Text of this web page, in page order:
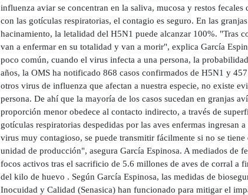
influenza aviar se concentran en la saliva, mucosa y restos
con las gotículas respiratorias, el contagio es seguro. En las
hacinamiento, la letalidad del H5N1 puede alcanzar 100%. "Tras
van a enfermar en su totalidad y van a morir", explica García
poco común, cuando el virus infecta a una persona, la
años, la OMS ha notificado 868 casos confirmados de H5N1 y
otros virus de influenza que afectan a nuestra especie, no existe
persona. De ahí que la mayoría de los casos sucedan en granjas
proporción menor obedece al contacto indirecto, a través de
gotículas respiratorias despedidas por las aves enfermas ingresan
virus muy contagioso, se puede transmitir fácilmente si no se
unidad de producción", asegura García Espinosa. A mediados de
focos activos tras el sacrificio de 5.6 millones de aves de corral a
del kilo de huevo . Según García Espinosa, las medidas de
Inocuidad y Calidad (Senasica) han funcionado para mitigar el